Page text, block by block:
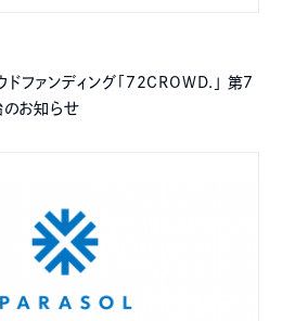
ファンディング「72CROWD.」 第7
のお知らせ